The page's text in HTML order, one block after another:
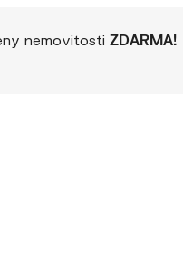
nemovitosti ZDARMA!